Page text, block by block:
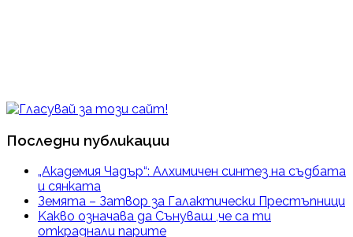
Последни публикации
„Академия Чадър“: Алхимичен синтез на съдбата
и сянката
Земята – Затвор за Галактически Престъпници
Kакво означава да Сънуваш ,че са ти
откраднали парите